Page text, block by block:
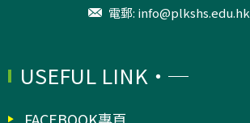
電郵: info@plkshs.edu.hk
USEFUL LINK